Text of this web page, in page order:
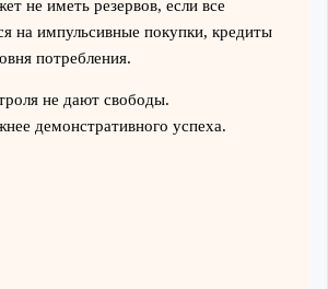
не иметь резервов, если все
на импульсивные покупки, кредиты
потребления.
не дают свободы.
демонстративного успеха.